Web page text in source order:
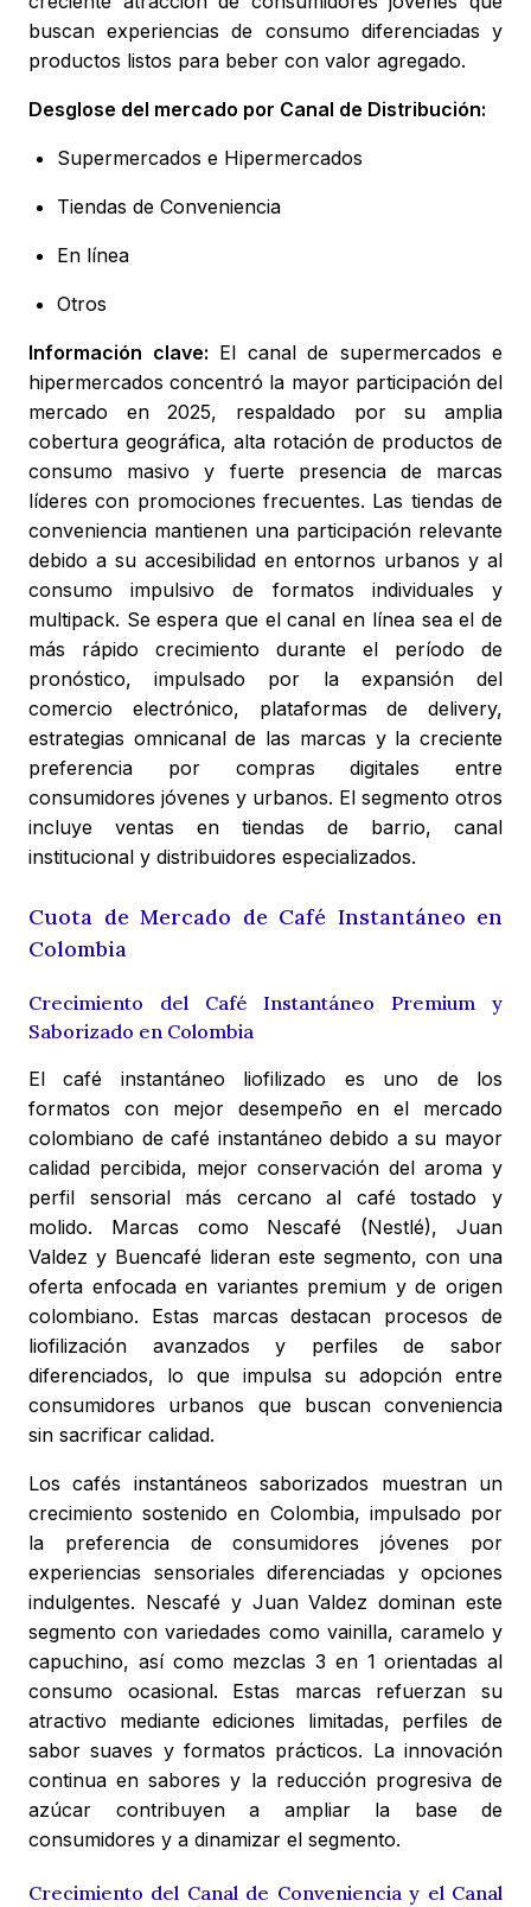
buscan experiencias de consumo diferenciadas y
productos listos para beber con valor agregado.
Desglose del mercado por Canal de Distribución:
Supermercados e Hipermercados
Tiendas de Conveniencia
En línea
Otros
Información clave: El canal de supermercados e
hipermercados concentró la mayor participación del
mercado en 2025, respaldado por su amplia
cobertura geográfica, alta rotación de productos de
consumo masivo y fuerte presencia de marcas
líderes con promociones frecuentes. Las tiendas de
conveniencia mantienen una participación relevante
debido a su accesibilidad en entornos urbanos y al
consumo impulsivo de formatos individuales y
multipack. Se espera que el canal en línea sea el de
más rápido crecimiento durante el período de
pronóstico, impulsado por la expansión del
comercio electrónico, plataformas de delivery,
estrategias omnicanal de las marcas y la creciente
preferencia por compras digitales entre
consumidores jóvenes y urbanos. El segmento otros
incluye ventas en tiendas de barrio, canal
institucional y distribuidores especializados.
Cuota de Mercado de Café Instantáneo en
Colombia
Crecimiento del Café Instantáneo Premium y
Saborizado en Colombia
El café instantáneo liofilizado es uno de los
formatos con mejor desempeño en el mercado
colombiano de café instantáneo debido a su mayor
calidad percibida, mejor conservación del aroma y
perfil sensorial más cercano al café tostado y
molido. Marcas como Nescafé (Nestlé), Juan
Valdez y Buencafé lideran este segmento, con una
oferta enfocada en variantes premium y de origen
colombiano. Estas marcas destacan procesos de
liofilización avanzados y perfiles de sabor
diferenciados, lo que impulsa su adopción entre
consumidores urbanos que buscan conveniencia
sin sacrificar calidad.
Los cafés instantáneos saborizados muestran un
crecimiento sostenido en Colombia, impulsado por
la preferencia de consumidores jóvenes por
experiencias sensoriales diferenciadas y opciones
indulgentes. Nescafé y Juan Valdez dominan este
segmento con variedades como vainilla, caramelo y
capuchino, así como mezclas 3 en 1 orientadas al
consumo ocasional. Estas marcas refuerzan su
atractivo mediante ediciones limitadas, perfiles de
sabor suaves y formatos prácticos. La innovación
continua en sabores y la reducción progresiva de
azúcar contribuyen a ampliar la base de
consumidores y a dinamizar el segmento.
Crecimiento del Canal de Conveniencia y el Canal